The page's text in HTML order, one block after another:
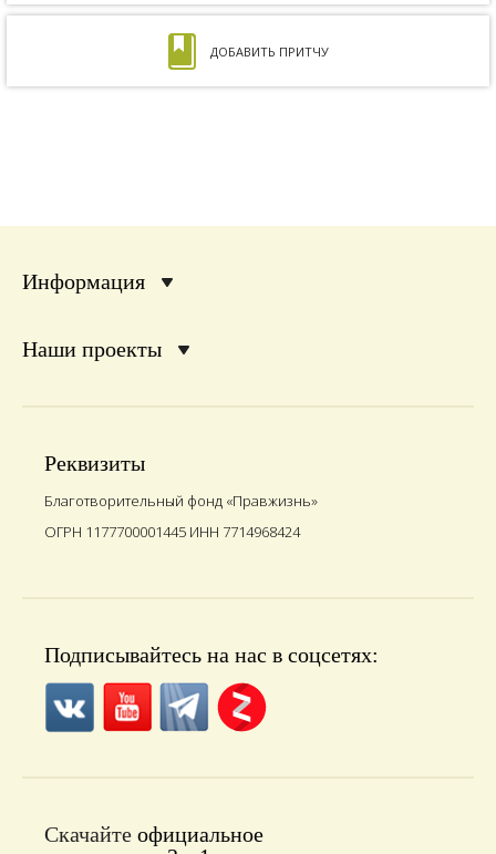
ДОБАВИТЬ ПРИТЧУ
Информация
Наши проекты
Реквизиты
Благотворительный фонд «Правжизнь»
ОГРН 1177700001445 ИНН 7714968424
Подписывайтесь на нас в соцсетях:
Скачайте официальное